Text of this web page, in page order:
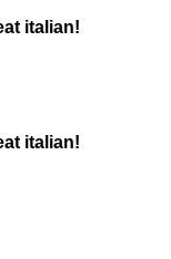
italian!
italian!